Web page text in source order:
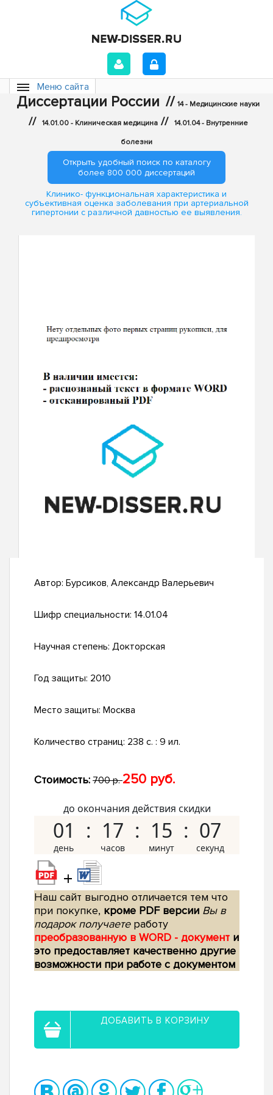
Меню сайта
Диссертации России // 14 - Медицинские науки
// 14.01.00 - Клиническая медицина // 14.01.04 - Внутренние
болезни
Открыть удобный поиск по каталогу
более 800 000 диссертаций
Клинико- функциональная характеристика и
субъективная оценка заболевания при артериальной
гипертонии с различной давностью ее выявления.
Автор: Бурсиков, Александр Валерьевич
Шифр специальности: 14.01.04
Научная степень: Докторская
Год защиты: 2010
Место защиты: Москва
Количество страниц: 238 с. : 9 ил.
Стоимость: 700 р.250 руб.
до окончания действия скидки
01 17 15 06
+
Наш сайт выгодно отличается тем что
при покупке, кроме PDF версии Вы в
подарок получаетеработу
преобразованную в WORD - документ и
это предоставляет качественно другие
возможности при работе с документом
ДОБАВИТЬ В КОРЗИНУ